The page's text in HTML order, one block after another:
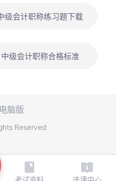
资料，大家可以点击文末
级会计职称练习题下载
中级会计职称合格标准
电脑版
Reserved